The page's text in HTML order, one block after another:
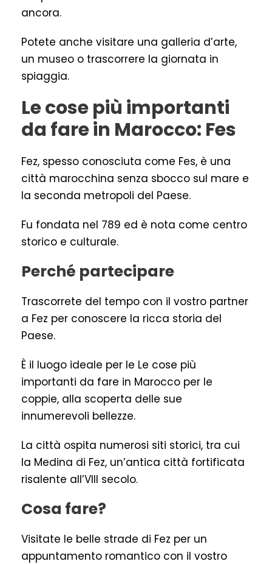
ancora.
Potete anche visitare una galleria d’arte,
un museo o trascorrere la giornata in
spiaggia.
Le cose più importanti
da fare in Marocco: Fes
Fez, spesso conosciuta come Fes, è una
città marocchina senza sbocco sul mare e
la seconda metropoli del Paese.
Fu fondata nel 789 ed è nota come centro
storico e culturale.
Perché partecipare
Trascorrete del tempo con il vostro partner
a Fez per conoscere la ricca storia del
Paese.
È il luogo ideale per le Le cose più
importanti da fare in Marocco per le
coppie, alla scoperta delle sue
innumerevoli bellezze.
La città ospita numerosi siti storici, tra cui
la Medina di Fez, un’antica città fortificata
risalente all’VIII secolo.
Cosa fare?
Visitate le belle strade di Fez per un
appuntamento romantico con il vostro